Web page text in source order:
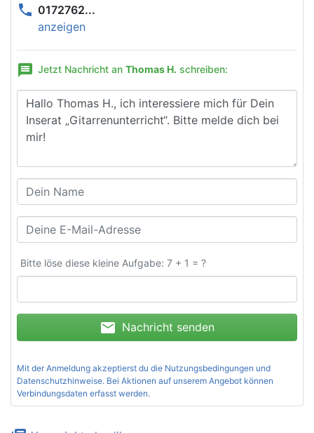
phone 0172762...
anzeigen
message Jetzt Nachricht an Thomas H. schreiben:
Bitte löse diese kleine Aufgabe: 7 + 1 = ?
mail Nachricht senden
Mit der Anmeldung akzeptierst du die Nutzungsbedingungen und
Datenschutzhinweise. Bei Aktionen auf unserem Angebot können
Verbindungsdaten erfasst werden.